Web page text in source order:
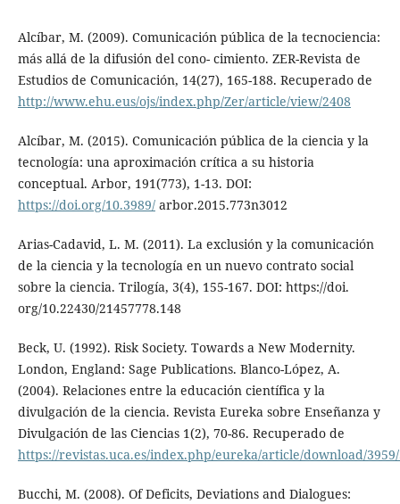
Alcíbar, M. (2009). Comunicación pública de la tecnociencia:
más allá de la difusión del cono- cimiento. ZER-Revista de
Estudios de Comunicación, 14(27), 165-188. Recuperado de
http://www.ehu.eus/ojs/index.php/Zer/article/view/2408
Alcíbar, M. (2015). Comunicación pública de la ciencia y la
tecnología: una aproximación crítica a su historia
conceptual. Arbor, 191(773), 1-13. DOI:
https://doi.org/10.3989/arbor.2015.773n3012
Arias-Cadavid, L. M. (2011). La exclusión y la comunicación
de la ciencia y la tecnología en un nuevo contrato social
sobre la ciencia. Trilogía, 3(4), 155-167. DOI: https://doi.
org/10.22430/21457778.148
Beck, U. (1992). Risk Society. Towards a New Modernity.
London, England: Sage Publications. Blanco-López, A.
(2004). Relaciones entre la educación científica y la
divulgación de la ciencia. Revista Eureka sobre Enseñanza y
Divulgación de las Ciencias 1(2), 70-86. Recuperado de
https://revistas.uca.es/index.php/eureka/article/download/
Bucchi, M. (2008). Of Deficits, Deviations and Dialogues: